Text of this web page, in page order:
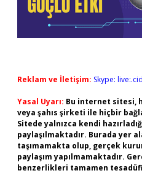
Reklam ve İletişim: Skype:
Yasal Uyarı: Bu internet sitesi,
veya şahıs şirketi ile hiçbir
Sitede yalnızca kendi
paylaşılmaktadır. Burada yer
taşımamakta olup, gerçek
paylaşım yapılmamaktadır.
benzerlikleri tamamen